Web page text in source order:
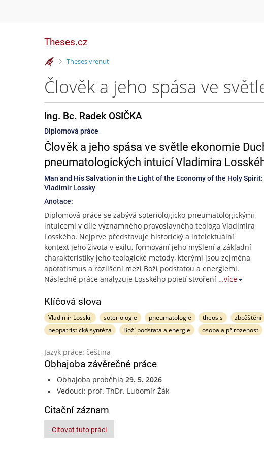
Theses.cz
>
Theses vrenut
Ing. Bc. Radek OSIČKA
Diplomová práce
Člověk a jeho spása ve světle ekonomie
pneumatologických intuicí Vladimira
Man and His Salvation in the Light of the Economy of the Holy
Vladimir Lossky
Anotace:
Diplomová práce se zabývá soteriologicko-pneumatologickými
intuicemi v díle významného pravoslavného teologa Vladimira
Losského. Nejprve představuje historický a intelektuální
kontext jeho života v exilu, formování jeho myšlení a základní
charakteristiky jeho teologické metody, kterými jsou zejména
apofatismus a rozlišení mezi Boží podstatou a energiemi.
Následně práce analyzuje Losského pojetí stvoření …více
Klíčová slova
Vladimir Losskij soteriologie pneumatologie theosis zbožštění
neopatristická syntéza
Boží podstata a energie osoba a přirozenost
Jazyk práce: čeština
Obhajoba závěrečné práce
Obhajoba proběhla 29. 5. 2026
Vedoucí: prof. ThDr. Lubomír Žák
Citační záznam
Citovat tuto práci